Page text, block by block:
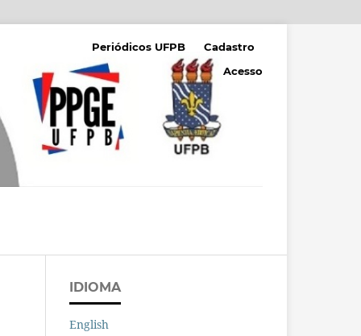
Periódicos UFPB
Cadastro
Acesso
IDIOMA
English